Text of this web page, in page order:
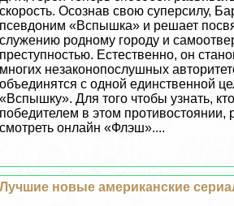
скорость. Осознав свою суперсилу,
псевдоним «Вспышка» и решает
служению родному городу и
преступностью. Естественно, он
многих незаконопослушных
объединятся с одной единственной
«Вспышку». Для того чтобы узнать,
победителем в этом противостоянии,
смотреть онлайн «Флэш»....
Лучшие новые американские